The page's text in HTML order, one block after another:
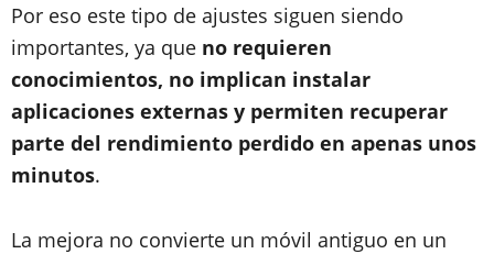
Por eso este tipo de ajustes siguen siendo
importantes, ya que no requieren
conocimientos, no implican instalar
aplicaciones externas y permiten recuperar
parte del rendimiento perdido en apenas unos
minutos.
La mejora no convierte un móvil antiguo en un